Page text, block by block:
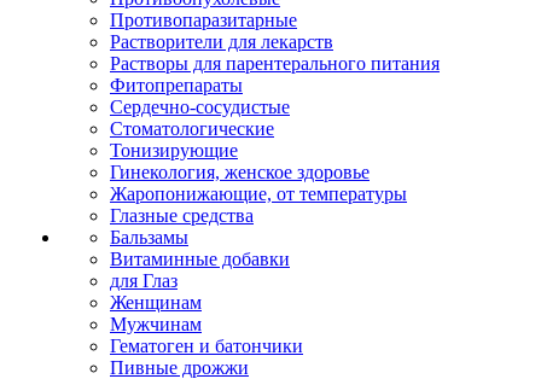
Противопаразитарные
Растворители для лекарств
Растворы для парентерального питания
Фитопрепараты
Сердечно-сосудистые
Стоматологические
Тонизирующие
Гинекология, женское здоровье
Жаропонижающие, от температуры
Глазные средства
Бальзамы
Витаминные добавки
для Глаз
Женщинам
Мужчинам
Гематоген и батончики
Пивные дрожжи